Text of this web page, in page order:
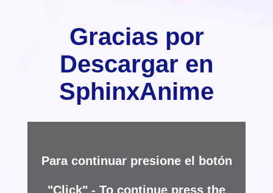
Gracias por
Descargar en
SphinxAnime
Para continuar presione el botón
"Click" - To continue press the